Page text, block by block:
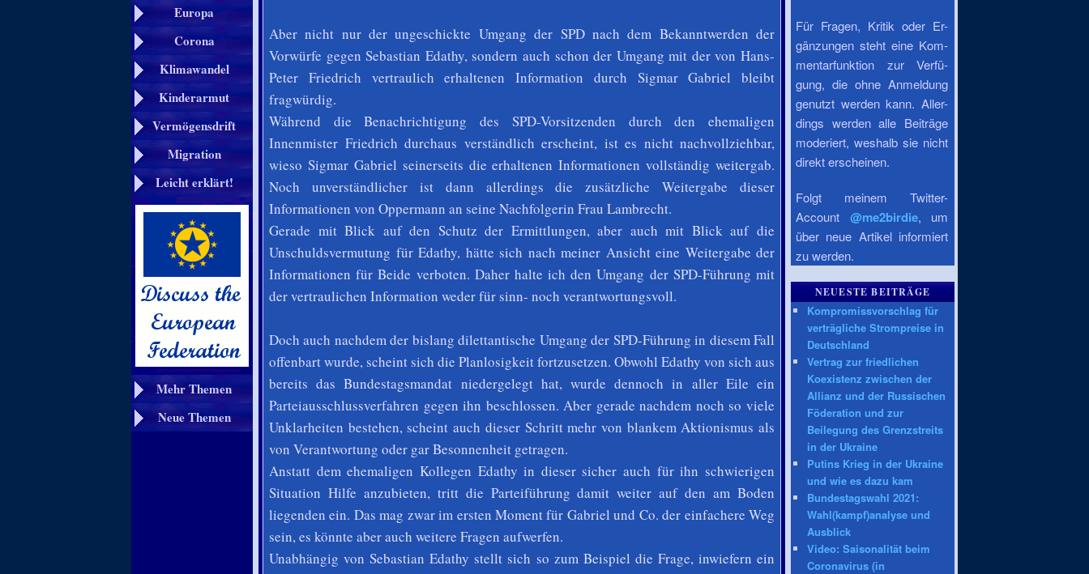
Europa
Corona
Klimawandel
Kinderarmut
Vermögensdrift
Migration
Leicht erklärt!
Mehr Themen
Neue Themen
Aber nicht nur der ungeschickte Umgang der SPD nach dem Bekanntwerden der
Vorwürfe gegen Sebastian Edathy, sondern auch schon der Umgang mit der von Hans-
Peter Friedrich vertraulich erhaltenen Information durch Sigmar Gabriel bleibt
fragwürdig.
Während die Benachrichtigung des SPD-Vorsitzenden durch den ehemaligen
Innenmister Friedrich durchaus verständlich erscheint, ist es nicht nachvollziehbar,
wieso Sigmar Gabriel seinerseits die erhaltenen Informationen vollständig weitergab.
Noch unverständlicher ist dann allerdings die zusätzliche Weitergabe dieser
Informationen von Oppermann an seine Nachfolgerin Frau Lambrecht.
Gerade mit Blick auf den Schutz der Ermittlungen, aber auch mit Blick auf die
Unschuldsvermutung für Edathy, hätte sich nach meiner Ansicht eine Weitergabe der
Informationen für Beide verboten. Daher halte ich den Umgang der SPD-Führung mit
der vertraulichen Information weder für sinn- noch verantwortungsvoll.
Doch auch nachdem der bislang dilettantische Umgang der SPD-Führung in diesem Fall
offenbart wurde, scheint sich die Planlosigkeit fortzusetzen. Obwohl Edathy von sich aus
bereits das Bundestagsmandat niedergelegt hat, wurde dennoch in aller Eile ein
Parteiausschlussverfahren gegen ihn beschlossen. Aber gerade nachdem noch so viele
Unklarheiten bestehen, scheint auch dieser Schritt mehr von blankem Aktionismus als
von Verantwortung oder gar Besonnenheit getragen.
Anstatt dem ehemaligen Kollegen Edathy in dieser sicher auch für ihn schwierigen
Situation Hilfe anzubieten, tritt die Parteiführung damit weiter auf den am Boden
liegenden ein. Das mag zwar im ersten Moment für Gabriel und Co. der einfachere Weg
sein, es könnte aber auch weitere Fragen aufwerfen.
Unabhängig von Sebastian Edathy stellt sich so zum Beispiel die Frage, inwiefern ein
Für Fragen, Kritik oder Er-
gänzungen steht eine Kom-
mentarfunktion zur Verfü-
gung, die ohne Anmeldung
genutzt werden kann. Aller-
dings werden alle Beiträge
moderiert, weshalb sie nicht
direkt erscheinen.
Folgt meinem Twitter-
Account @me2birdie, um
über neue Artikel informiert
zu werden.
NEUESTE BEITRÄGE
Kompromissvorschlag für
verträgliche Strompreise in
Deutschland
Vertrag zur friedlichen
Koexistenz zwischen der
Allianz und der Russischen
Föderation und zur
Beilegung des Grenzstreits
in der Ukraine
Putins Krieg in der Ukraine
und wie es dazu kam
Bundestagswahl 2021:
Wahl(kampf)analyse und
Ausblick
Video: Saisonalität beim
Coronavirus (in